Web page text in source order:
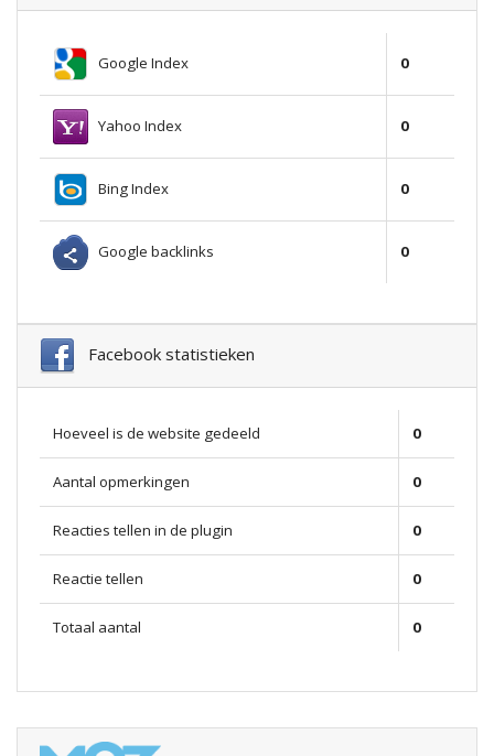
Google Index 0
Yahoo Index 0
Bing Index 0
Google backlinks 0
Facebook statistieken
Hoeveel is de website gedeeld 0
Aantal opmerkingen 0
Reacties tellen in de plugin 0
Reactie tellen 0
Totaal aantal 0